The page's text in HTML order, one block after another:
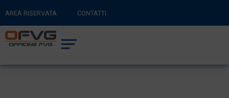
AREA RISERVATA CONTATTI
RITORNA AL SITO PRINCIPALE
CARRELLO